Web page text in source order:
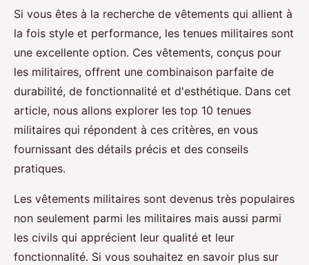
William• 10 décembre 2024•3 min de lecture
Si vous êtes à la recherche de vêtements qui allient à
la fois style et performance, les tenues militaires sont
une excellente option. Ces vêtements, conçus pour
les militaires, offrent une combinaison parfaite de
durabilité, de fonctionnalité et d'esthétique. Dans cet
article, nous allons explorer les top 10 tenues
militaires qui répondent à ces critères, en vous
fournissant des détails précis et des conseils
pratiques.
Les vêtements militaires sont devenus très populaires
non seulement parmi les militaires mais aussi parmi
les civils qui apprécient leur qualité et leur
fonctionnalité. Si vous souhaitez en savoir plus sur